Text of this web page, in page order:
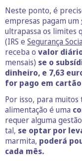
Neste ponto, é
empresas pagam um
ultrapassa os limites
(IRS e Segurança
receba o valor
mensais) se o
dinheiro, e 7,63
for pago em
Por isso, para
alimentação é uma
requer alguma
tal, se optar por
marmita, poderá
cada mês.